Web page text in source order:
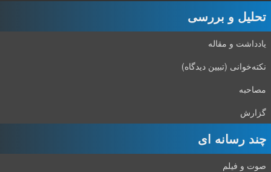
تحلیل و بررسی
یادداشت و مقاله
نکته‌خوانی (تبیین دیدگاه)
مصاحبه
گزارش
چند رسانه ای
صوت و فیلم